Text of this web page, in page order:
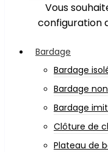
Vous
configuration
Bardage
Bardage
Bardage
Bardage
Clôture de
Plateau de